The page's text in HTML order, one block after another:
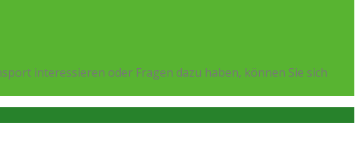
interessieren oder Fragen dazu haben, können Sie sich